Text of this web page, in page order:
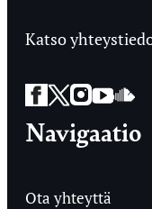
Katso
Facebook
Twitter
Instagram
Navigaatio
Ota yhteyttä